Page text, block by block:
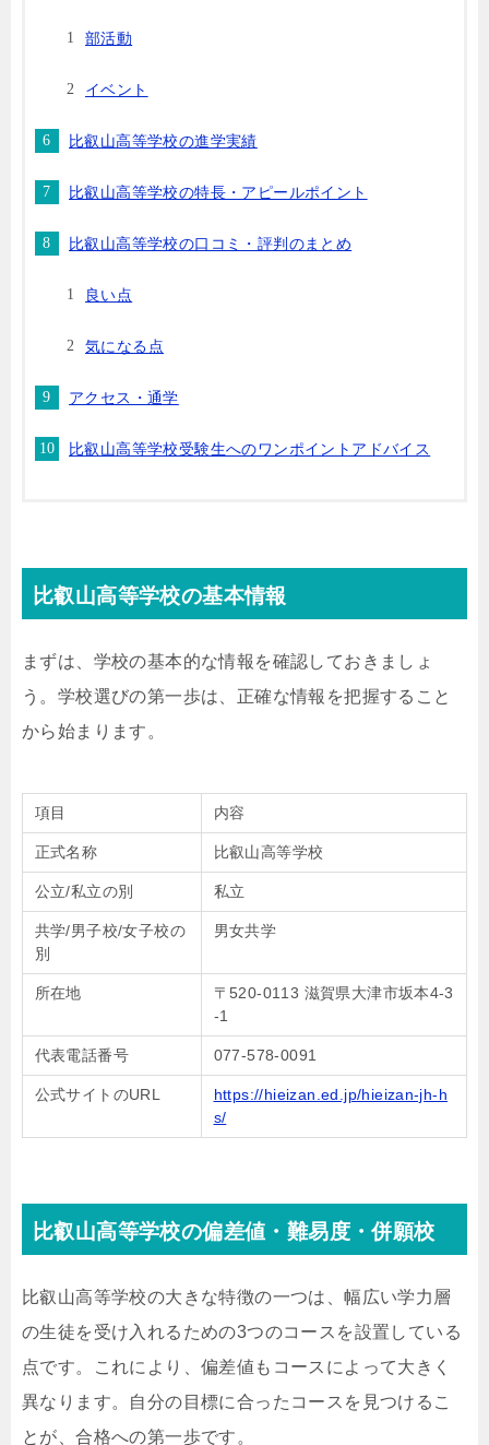
部活動
イベント
比叡山高等学校の進学実績
比叡山高等学校の特長・アピールポイント
比叡山高等学校の口コミ・評判のまとめ
良い点
気になる点
アクセス・通学
比叡山高等学校受験生へのワンポイントアドバイス
比叡山高等学校の基本情報
まずは、学校の基本的な情報を確認しておきましょ
う。学校選びの第一歩は、正確な情報を把握すること
から始まります。
項目 内容
正式名称 比叡山高等学校
公立/私立の別 私立
共学/男子校/女子校の
別
男女共学
所在地
〒520-0113 滋賀県大津市坂本4-3
-1
代表電話番号 077-578-0091
公式サイトのURL
https://hieizan.ed.jp/hieizan-jh-h
s/
比叡山高等学校の偏差値・難易度・併願校
比叡山高等学校の大きな特徴の一つは、幅広い学力層
の生徒を受け入れるための3つのコースを設置している
点です。これにより、偏差値もコースによって大きく
異なります。自分の目標に合ったコースを見つけるこ
とが、合格への第一歩です。